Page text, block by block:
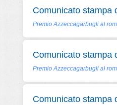
Comunicato stampa
Premio Azzeccagarbugli al
Comunicato stampa
Premio Azzeccagarbugli al
Comunicato stampa